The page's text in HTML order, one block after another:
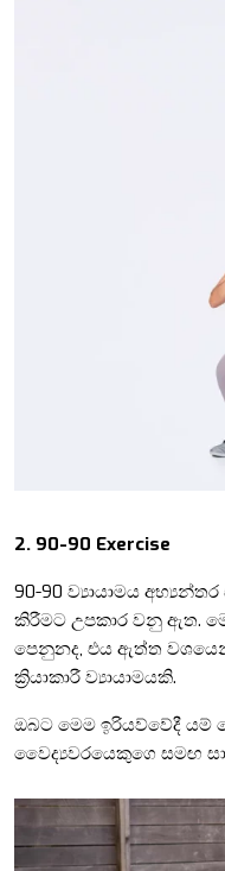
2. 90-90 Exercise
90-90 ව්‍යායාමය
කිරීමට උපකාර වනු ඇත.
පෙනුනද, එය ඇත්ත
ක්‍රියාකාරී ව්‍යායාමයකි.
ඔබට මෙම ඉරියව්වේදී යම්
වෛද්‍යවරයෙකුගෙ සමඟ